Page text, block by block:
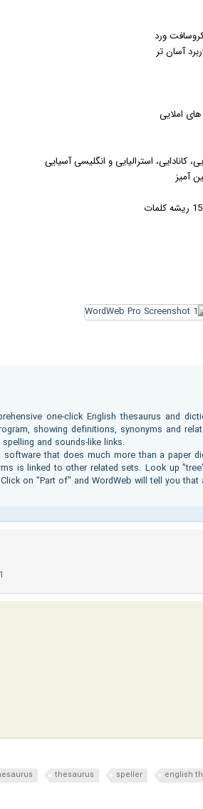
ورد
آسان تر
املایی
کانادایی، استرالیایی و انگلیسی آسیایی
آمیز
one-click English thesaurus and
showing definitions, synonyms and
and sounds-like links.
that does much more than a paper
is linked to other related sets. Look up
on "Part of" and WordWeb will tell you
english
speller
thesaurus